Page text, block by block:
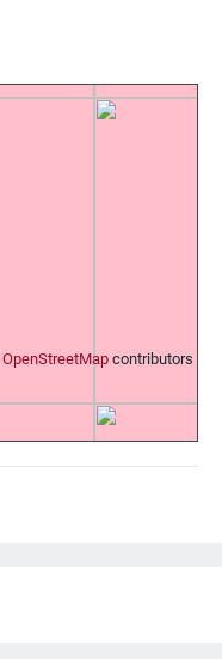
OpenStreetMap contributors